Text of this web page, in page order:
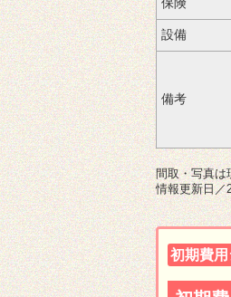
設備
備考
間取・写真は
情報更新日／